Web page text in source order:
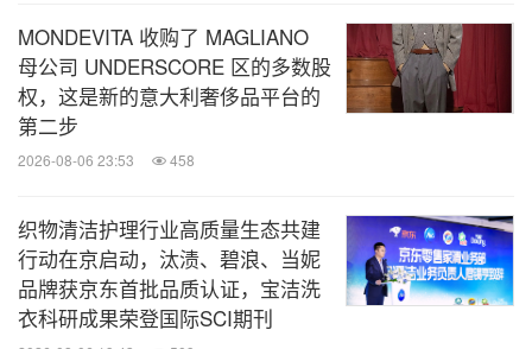
MONDEVITA 收购了 MAGLIANO
母公司 UNDERSCORE 区的多数股
权，这是新的意大利奢侈品平台的
第二步
2026-08-06 23:53 458
织物清洁护理行业高质量生态共建
行动在京启动，汰渍、碧浪、当妮
品牌获京东首批品质认证，宝洁洗
衣科研成果荣登国际SCI期刊